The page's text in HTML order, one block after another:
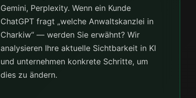
Gemini, Perplexity. Wenn ein Kunde
ChatGPT fragt „welche Anwaltskanzlei in
Charkiw“ — werden Sie erwähnt? Wir
analysieren Ihre aktuelle Sichtbarkeit in KI
und unternehmen konkrete Schritte, um
dies zu ändern.